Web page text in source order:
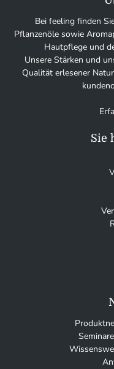
Bei feeling finden
Pflanzenöle sowie
Hautpflege und
Unsere Stärken und
Qualität erlesener
Sie